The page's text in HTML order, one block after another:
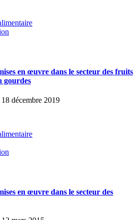
en œuvre dans le secteur des fruits
gourdes
décembre 2019
en œuvre dans le secteur des